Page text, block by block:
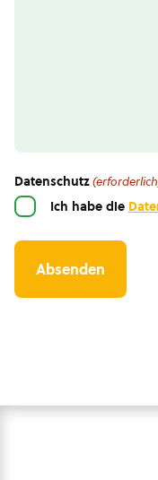
Datenschutz
Ich habe die